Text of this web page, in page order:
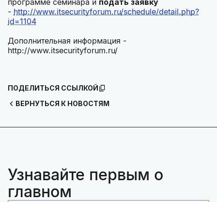
программе семинара и подать заявку
- http://www.itsecurityforum.ru/schedule/detail.php?
id=1104
Дополнительная информация -
http://www.itsecurityforum.ru/
ВЕРНУТЬСЯ К НОВОСТЯМ
ПОДЕЛИТЬСЯ ССЫЛКОЙ
Узнавайте первым о
главном